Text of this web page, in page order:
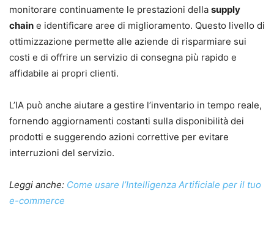
monitorare continuamente le prestazioni della supply
chain e identificare aree di miglioramento. Questo livello di
ottimizzazione permette alle aziende di risparmiare sui
costi e di offrire un servizio di consegna più rapido e
affidabile ai propri clienti.
L’IA può anche aiutare a gestire l’inventario in tempo reale,
fornendo aggiornamenti costanti sulla disponibilità dei
prodotti e suggerendo azioni correttive per evitare
interruzioni del servizio.
Leggi anche: Come usare l’Intelligenza Artificiale per il tuo
e-commerce